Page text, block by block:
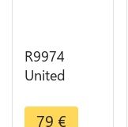
R9974
United
Token Mule
79 €